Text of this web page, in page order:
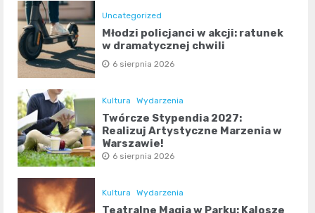
Uncategorized
Młodzi policjanci w akcji: ratunek
w dramatycznej chwili
6 sierpnia 2026
Kultura Wydarzenia
Twórcze Stypendia 2027:
Realizuj Artystyczne Marzenia w
Warszawie!
6 sierpnia 2026
Kultura Wydarzenia
Teatralne Magia w Parku: Kalosze